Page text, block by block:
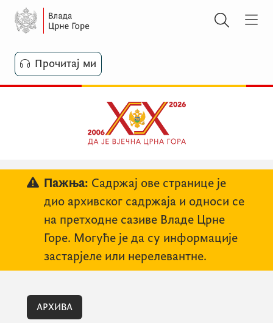
Прочитај ми
Пажња: Садржај ове странице је
дио архивског садржаја и односи се
на претходне сазиве Владе Црне
Горе. Могуће је да су информације
застарјеле или нерелевантне.
АРХИВА